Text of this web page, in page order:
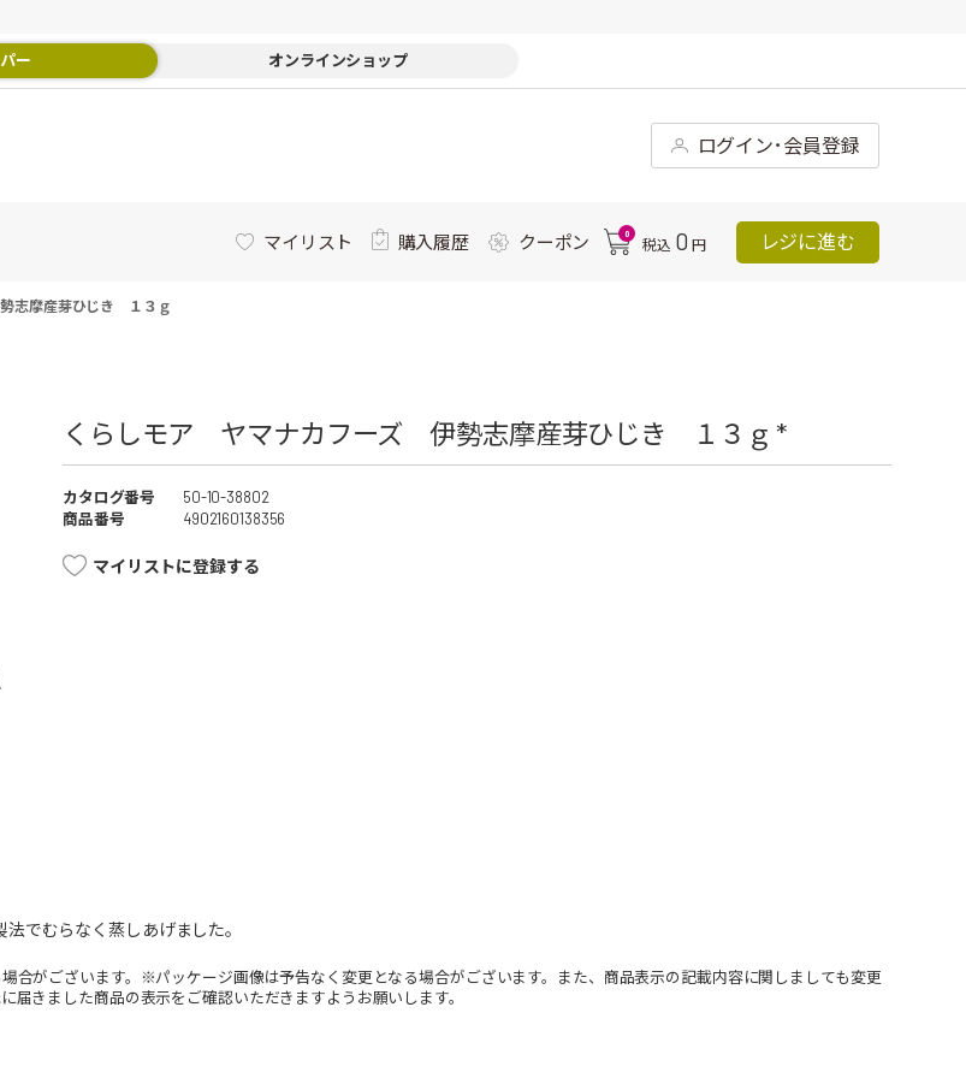
ー オンラインショップ
ログイン･会員登録
マイリスト 購入履歴 クーポン 0
税込 0 円 レジに進む
志摩産芽ひじき １３ｇ
くらしモア ヤマナカフーズ 伊勢志摩産芽ひじき １３ｇ *
カタログ番号
50-10-38802
商品番号
4902160138356
マイリストに登録する
でむらなく蒸しあげました。
合がございます。※パッケージ画像は予告なく変更となる場合がございます。また、商品表示の記載内容に関しましても変更
届きました商品の表示をご確認いただきますようお願いします。